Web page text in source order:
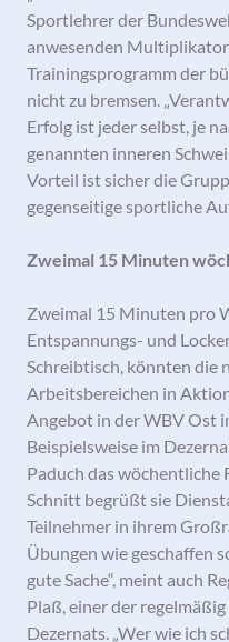
Sportlehrer der
anwesenden
Trainingsprogramm der
nicht zu bremsen.
Erfolg ist jeder selbst, je
genannten inneren
Vorteil ist sicher die
gegenseitige sportliche
Zweimal 15 Minuten
Zweimal 15 Minuten pro
Entspannungs- und
Schreibtisch, könnten die
Arbeitsbereichen in
Angebot in der WBV Ost
Beispielsweise im
Paduch das
Schnitt begrüßt sie
Teilnehmer in ihrem
Übungen wie geschaffen
gute Sache“, meint auch
Plaß, einer der
Dezernats. „Wer wie ich